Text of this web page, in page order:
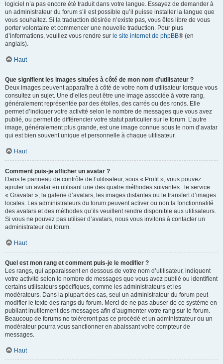
logiciel n’a pas encore été traduit dans votre langue. Essayez de demander à
un administrateur du forum s’il est possible qu’il puisse installer la langue que
vous souhaitez. Si la traduction désirée n’existe pas, vous êtes libre de vous
porter volontaire et commencer une nouvelle traduction. Pour plus
d’informations, veuillez vous rendre sur le site internet de phpBB® (en
anglais).
Haut
Que signifient les images situées à côté de mon nom d’utilisateur ?
Deux images peuvent apparaître à côté de votre nom d’utilisateur lorsque vous
consultez un sujet. Une d’elles peut être une image associée à votre rang,
généralement représentée par des étoiles, des carrés ou des ronds. Elle
permet d’indiquer votre activité selon le nombre de messages que vous avez
publié, ou permet de différencier votre statut particulier sur le forum. L’autre
image, généralement plus grande, est une image connue sous le nom d’avatar
qui est bien souvent unique et personnelle à chaque utilisateur.
Haut
Comment puis-je afficher un avatar ?
Dans le panneau de contrôle de l’utilisateur, sous « Profil », vous pouvez
ajouter un avatar en utilisant une des quatre méthodes suivantes : le service
« Gravatar », la galerie d’avatars, les images distantes ou le transfert d’images
locales. Les administrateurs du forum peuvent activer ou non la fonctionnalité
des avatars et des méthodes qu’ils veuillent rendre disponible aux utilisateurs.
Si vous ne pouvez pas utiliser d’avatars, nous vous invitons à contacter un
administrateur du forum.
Haut
Quel est mon rang et comment puis-je le modifier ?
Les rangs, qui apparaissent en dessous de votre nom d’utilisateur, indiquent
votre activité selon le nombre de messages que vous avez publié ou identifient
certains utilisateurs spécifiques, comme les administrateurs et les
modérateurs. Dans la plupart des cas, seul un administrateur du forum peut
modifier le texte des rangs du forum. Merci de ne pas abuser de ce système en
publiant inutilement des messages afin d’augmenter votre rang sur le forum.
Beaucoup de forums ne toléreront pas ce procédé et un administrateur ou un
modérateur pourra vous sanctionner en abaissant votre compteur de
messages.
Haut